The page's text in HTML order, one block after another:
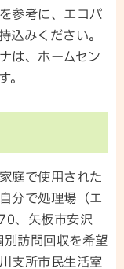
参考に、エコパ
込みください。
は、ホームセン
。
庭で使用された
分で処理場（エ
、矢板市安沢
訪問回収を希望
支所市民生活室